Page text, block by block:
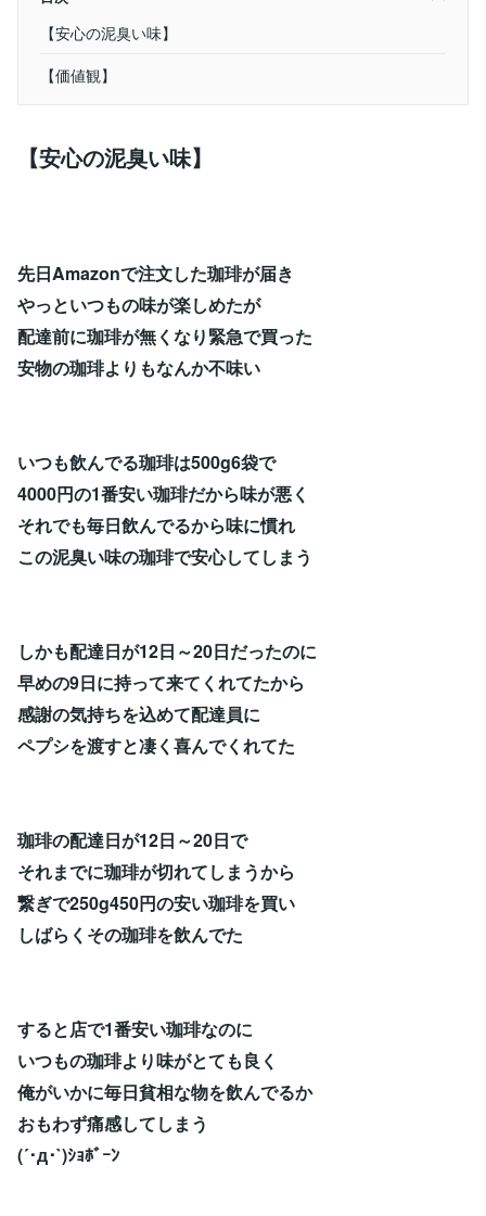
【安心の泥臭い味】
【価値観】
【安心の泥臭い味】
先日Amazonで注文した珈琲が届き
やっといつもの味が楽しめたが
配達前に珈琲が無くなり緊急で買った
安物の珈琲よりもなんか不味い
いつも飲んでる珈琲は500g6袋で
4000円の1番安い珈琲だから味が悪く
それでも毎日飲んでるから味に慣れ
この泥臭い味の珈琲で安心してしまう
しかも配達日が12日～20日だったのに
早めの9日に持って来てくれてたから
感謝の気持ちを込めて配達員に
ペプシを渡すと凄く喜んでくれてた
珈琲の配達日が12日～20日で
それまでに珈琲が切れてしまうから
繋ぎで250g450円の安い珈琲を買い
しばらくその珈琲を飲んでた
すると店で1番安い珈琲なのに
いつもの珈琲より味がとても良く
俺がいかに毎日貧相な物を飲んでるか
おもわず痛感してしまう
(´･д･`)ｼｮﾎﾞｰﾝ